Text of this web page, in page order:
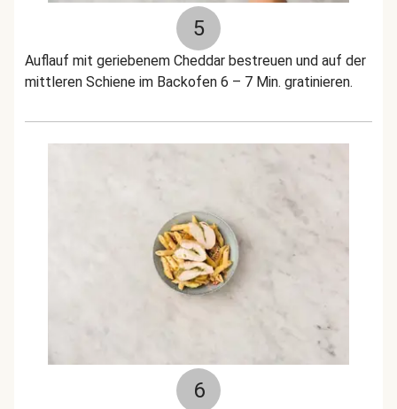
5
Auflauf mit geriebenem Cheddar bestreuen und auf der
mittleren Schiene im Backofen 6 – 7 Min. gratinieren.
6